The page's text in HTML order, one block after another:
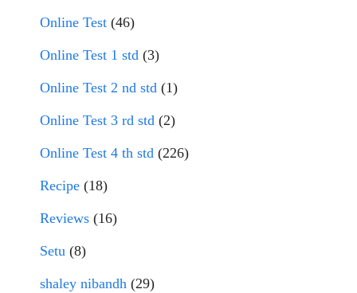
Online Test (46)
Online Test 1 std (3)
Online Test 2 nd std (1)
Online Test 3 rd std (2)
Online Test 4 th std (226)
Recipe (18)
Reviews (16)
Setu (8)
shaley nibandh (29)